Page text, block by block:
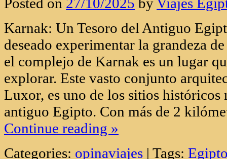
Tagged With:Egipto
Karnak: Un Tesoro del
Posted on 27/10/2025 byViajes